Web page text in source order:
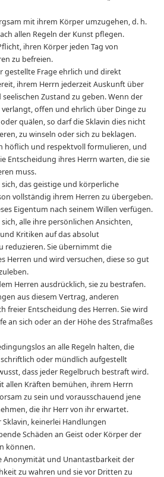
mit ihrem Körper umzugehen, d. h.
allen Regeln der Kunst pflegen.
ihren Körper jeden Tag von
zu befreien.
gestellte Frage ehrlich und direkt
ihrem Herrn jederzeit Auskunft über
Zustand zu geben. Wenn der
verlangt, offen und ehrlich über Dinge zu
quälen, so darf die Sklavin dies nicht
zu winseln oder sich zu beklagen.
höflich und respektvoll formulieren, und
Entscheidung ihres Herrn warten, die sie
muss.
das geistige und körperliche
vollständig ihrem Herren zu übergeben.
Eigentum nach seinem Willen verfügen.
alle ihre persönlichen Ansichten,
Kritiken auf das absolut
reduzieren. Sie übernimmt die
Herren und wird versuchen, diese so gut
Herren ausdrücklich, sie zu bestrafen.
aus diesem Vertrag, anderen
freier Entscheidung des Herren. Sie wird
an sich oder an der Höhe des Strafmaßes
an alle Regeln halten, die
oder mündlich aufgestellt
dass jeder Regelbruch bestraft wird.
allen Kräften bemühen, ihrem Herrn
zu sein und vorausschauend jene
die ihr Herr von ihr erwartet.
keinerlei Handlungen
Schäden an Geist oder Körper der
können.
Anonymität und Unantastbarkeit der
zu wahren und sie vor Dritten zu